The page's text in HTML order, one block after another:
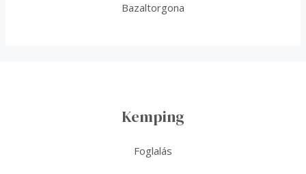
Bazaltorgona
Kemping
Foglalás